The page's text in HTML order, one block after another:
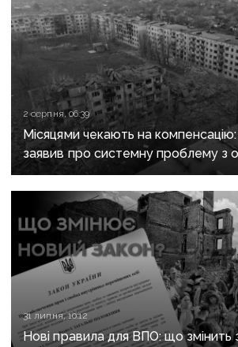
2 серпня, 06:39
Місяцями чекають на
заявив про системну проблему з
сертифікатів за зруйноване житло
31 липня, 10:12
Нові правила для ВПО: що змінить